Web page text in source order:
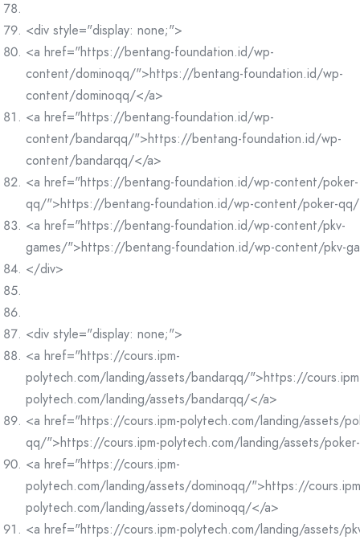
<div style="display: none;">
<a href="https://bentang-foundation.id/wp-
content/dominoqq/">https://bentang-foundation.id/wp-
content/dominoqq/</a>
<a href="https://bentang-foundation.id/wp-
content/bandarqq/">https://bentang-foundation.id/wp-
content/bandarqq/</a>
<a href="https://bentang-foundation.id/wp-content/poker-
qq/">https://bentang-foundation.id/wp-content/poker-
<a href="https://bentang-foundation.id/wp-content/pkv-
games/">https://bentang-foundation.id/wp-content/pkv-
</div>
<div style="display: none;">
<a href="https://cours.ipm-
polytech.com/landing/assets/bandarqq/">https://
polytech.com/landing/assets/bandarqq/</a>
<a href="https://cours.ipm-polytech.com/landing/assets/
qq/">https://cours.ipm-polytech.com/landing/assets/
<a href="https://cours.ipm-
polytech.com/landing/assets/dominoqq/">https://
polytech.com/landing/assets/dominoqq/</a>
<a href="https://cours.ipm-polytech.com/landing/assets/